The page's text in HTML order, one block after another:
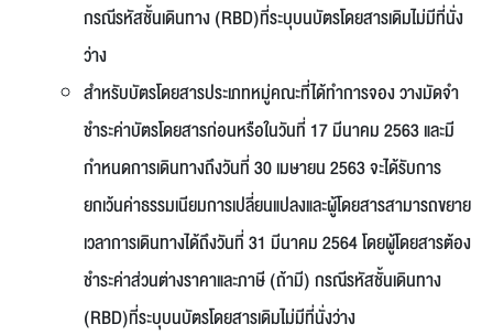
กรณีรหัสชั้นเดินทาง (RBD)ที่ระบุบนบัตรโดยสารเดิมไม่มีที่นั่ง
ว่าง
สำหรับบัตรโดยสารประเภทหมู่คณะที่ได้ทำการจอง วางมัดจำ
ชำระค่าบัตรโดยสารก่อนหรือในวันที่ 17 มีนาคม 2563 และมี
กำหนดการเดินทางถึงวันที่ 30 เมษายน 2563 จะได้รับการ
ยกเว้นค่าธรรมเนียมการเปลี่ยนแปลงและผู้โดยสารสามารถขยาย
เวลาการเดินทางได้ถึงวันที่ 31 มีนาคม 2564 โดยผู้โดยสารต้อง
ชำระค่าส่วนต่างราคาและภาษี (ถ้ามี) กรณีรหัสชั้นเดินทาง
(RBD)ที่ระบุบนบัตรโดยสารเดิมไม่มีที่นั่งว่าง